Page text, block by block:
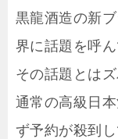
黒龍酒造の新
界に話題を呼ん
その話題とはズ
通常の高級日
ず予約が殺到